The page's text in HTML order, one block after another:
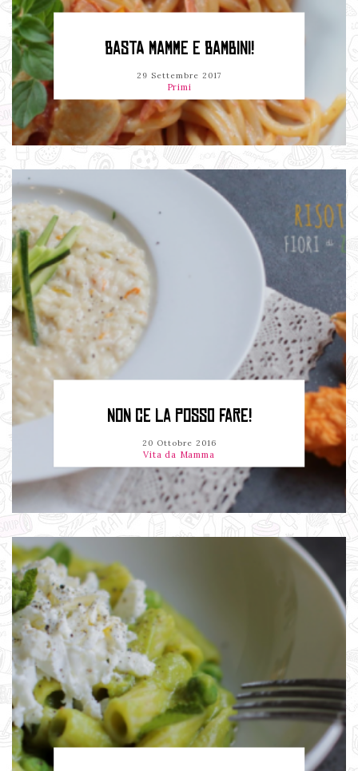
BASTA MAMME E BAMBINI!
29 Settembre 2017
Primi
NON CE LA POSSO FARE!
20 Ottobre 2016
Vita da Mamma